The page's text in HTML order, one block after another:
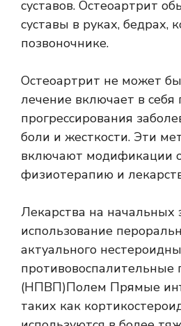
суставов. Остеоартрит
суставы в руках, бедрах,
позвоночнике.
Остеоартрит не может
лечение включает в
прогрессирования
боли и жесткости. Эти
включают модификации
физиотерапию и
Лекарства на начальных
использование
актуального
противовоспалительные
(НПВП)Полем Прямые
таких как